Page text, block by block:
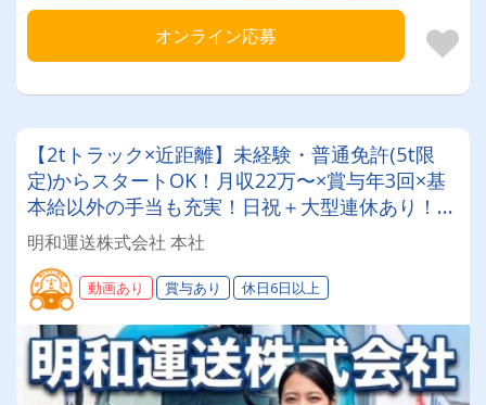
オンライン応募
【2tトラック×近距離】未経験・普通免許(5t限
定)からスタートOK！月収22万〜×賞与年3回×基
本給以外の手当も充実！日祝＋大型連休あり！趣
味やプライベートの時間を大切にしながら働けま
す◎
明和運送株式会社 本社
動画あり 賞与あり 休日6日以上